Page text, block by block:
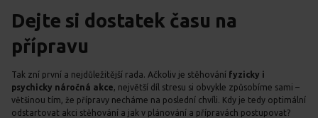
Dejte si dostatek času na
přípravu
Tak zní první a nejdůležitější rada. Ačkoliv je stěhování fyzicky i
psychicky náročná akce , největší díl stresu si obvykle způsobíme sami –
většinou tím, že přípravy necháme na poslední chvíli. Kdy je tedy optimální
odstartovat akci stěhování a jak v plánování a přípravách postupovat?